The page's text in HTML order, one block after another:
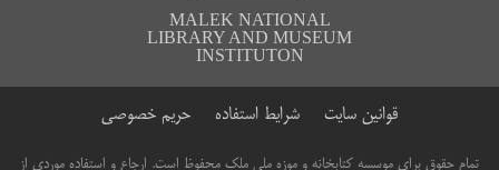
MALEK NATIONAL
LIBRARY AND MUSEUM
INSTITUTON
قوانین سایت شرایط استفاده حریم خصوصی
تمام حقوق برای موسسه کتابخانه و موزه ملی ملک محفوظ است. ارجاع و استفاده موردی از